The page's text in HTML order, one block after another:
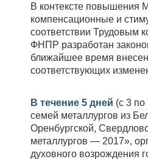
В контексте повышения
компенсационные и
соответствии Трудовым
ФНПР разработан
ближайшее время
соответствующих
В течение 5 дней (с 3
семей металлургов из
Оренбургской,
металлургов — 2017»,
духовного возрождения